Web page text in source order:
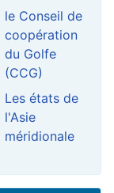
le Conseil de
coopération
du Golfe
(CCG)
Les états de
l'Asie
méridionale